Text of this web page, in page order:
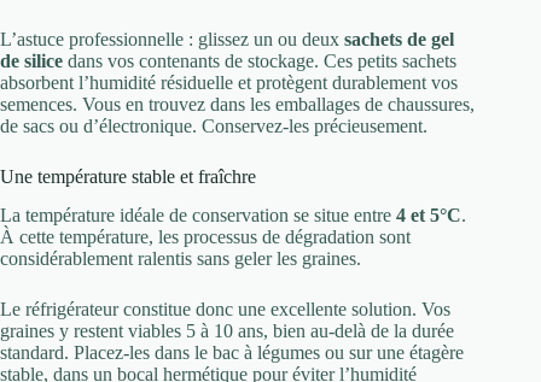
L’astuce professionnelle : glissez un ou deux sachets de gel
de silice dans vos contenants de stockage. Ces petits sachets
absorbent l’humidité résiduelle et protègent durablement vos
semences. Vous en trouvez dans les emballages de chaussures,
de sacs ou d’électronique. Conservez-les précieusement.
Une température stable et fraîchre
La température idéale de conservation se situe entre 4 et 5°C.
À cette température, les processus de dégradation sont
considérablement ralentis sans geler les graines.
Le réfrigérateur constitue donc une excellente solution. Vos
graines y restent viables 5 à 10 ans, bien au-delà de la durée
standard. Placez-les dans le bac à légumes ou sur une étagère
stable, dans un bocal hermétique pour éviter l’humidité